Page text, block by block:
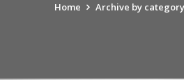
Home Archive by